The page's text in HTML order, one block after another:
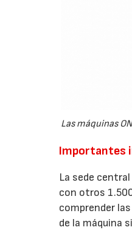
Las máquinas
Importantes
La sede
con otros
comprender
de la máquina